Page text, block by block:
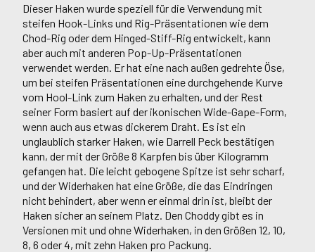
Dieser Haken wurde speziell für die Verwendung mit
steifen Hook-Links und Rig-Präsentationen wie dem
Chod-Rig oder dem Hinged-Stiff-Rig entwickelt, kann
aber auch mit anderen Pop-Up-Präsentationen
verwendet werden. Er hat eine nach außen gedrehte Öse,
um bei steifen Präsentationen eine durchgehende Kurve
vom Hool-Link zum Haken zu erhalten, und der Rest
seiner Form basiert auf der ikonischen Wide-Gape-Form,
wenn auch aus etwas dickerem Draht. Es ist ein
unglaublich starker Haken, wie Darrell Peck bestätigen
kann, der mit der Größe 8 Karpfen bis über Kilogramm
gefangen hat. Die leicht gebogene Spitze ist sehr scharf,
und der Widerhaken hat eine Größe, die das Eindringen
nicht behindert, aber wenn er einmal drin ist, bleibt der
Haken sicher an seinem Platz. Den Choddy gibt es in
Versionen mit und ohne Widerhaken, in den Größen 12, 10,
8, 6 oder 4, mit zehn Haken pro Packung.